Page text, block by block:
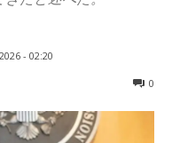
- 02:20
0